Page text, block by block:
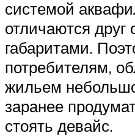
системой
отличаются друг
габаритами.
потребителям,
жильем
заранее
стоять девайс.